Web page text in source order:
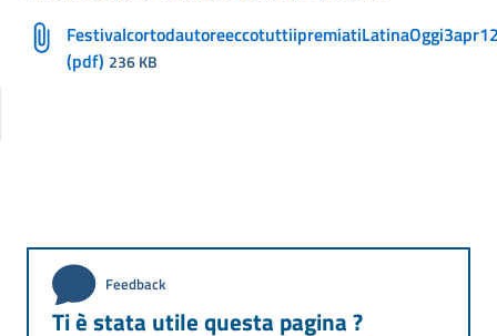
(pdf) 236 KB
Feedback
Ti è stata utile questa pagina ?